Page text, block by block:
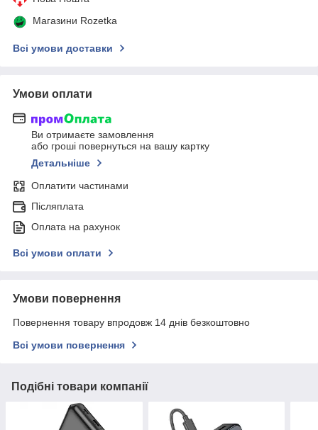
Магазини Rozetka
Всі умови доставки
Умови оплати
Ви отримаєте замовлення
або гроші повернуться на вашу картку
Детальніше
Оплатити частинами
Післяплата
Оплата на рахунок
Всі умови оплати
Умови повернення
Повернення товару впродовж 14 днів безкоштовно
Всі умови повернення
Подібні товари компанії